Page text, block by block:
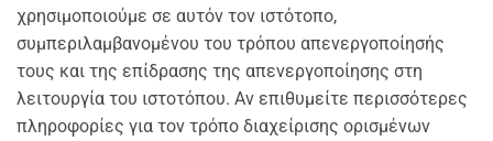
χρησιμοποιούμε σε αυτόν τον ιστότοπο,
συμπεριλαμβανομένου του τρόπου απενεργοποίησής
τους και της επίδρασης της απενεργοποίησης στη
λειτουργία του ιστοτόπου. Αν επιθυμείτε περισσότερες
πληροφορίες για τον τρόπο διαχείρισης ορισμένων